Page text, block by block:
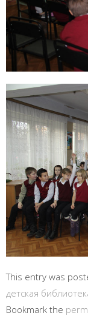
This entry was
детская
Bookmark the